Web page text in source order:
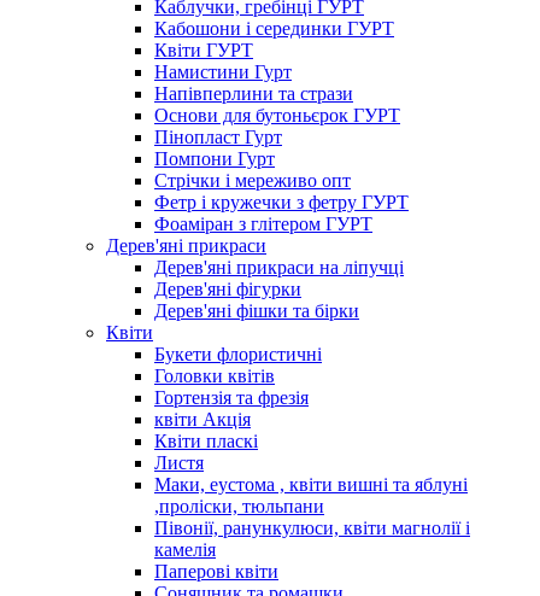
Каблучки, гребінці ГУРТ
Кабошони і серединки ГУРТ
Квіти ГУРТ
Намистини Гурт
Напівперлини та стрази
Основи для бутоньєрок ГУРТ
Пінопласт Гурт
Помпони Гурт
Стрічки і мереживо опт
Фетр і кружечки з фетру ГУРТ
Фоаміран з глітером ГУРТ
Дерев'яні прикраси
Дерев'яні прикраси на ліпучці
Дерев'яні фігурки
Дерев'яні фішки та бірки
Квіти
Букети флористичні
Головки квітів
Гортензія та фрезія
квіти Акція
Квіти пласкі
Листя
Маки, еустома , квіти вишні та яблуні
,проліски, тюльпани
Півонії, ранункулюси, квіти магнолії і
камелія
Паперові квіти